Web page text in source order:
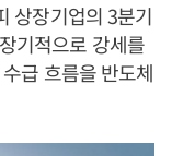
상장기업의 3분기
기적으로 강세를
급 흐름을 반도체